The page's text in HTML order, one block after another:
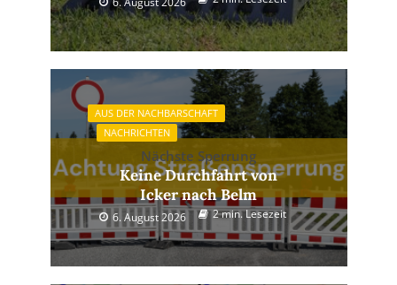
AUS DER NACHBARSCHAFT
NACHRICHTEN
Nächste Sperrung
Keine Durchfahrt von
Icker nach Belm
6. August 2026 2 min. Lesezeit